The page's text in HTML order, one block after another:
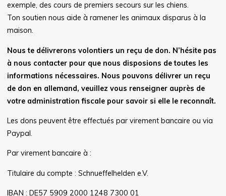
exemple, des cours de premiers secours sur les chiens.
Ton soutien nous aide à ramener les animaux disparus à la
maison.
Nous te délivrerons volontiers un reçu de don. N’hésite pas
à nous contacter pour que nous disposions de toutes les
informations nécessaires. Nous pouvons délivrer un reçu
de don en allemand, veuillez vous renseigner auprès de
votre administration fiscale pour savoir si elle le reconnaît.
Les dons peuvent être effectués par virement bancaire ou via
Paypal.
Par virement bancaire à :
Titulaire du compte : Schnueffelhelden e.V.
IBAN : DE57 5909 2000 1248 7300 01